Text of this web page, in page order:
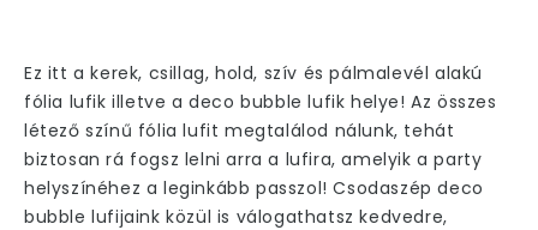
Ez itt a kerek, csillag, hold, szív és pálmalevél alakú
fólia lufik illetve a deco bubble lufik helye! Az összes
létező színű fólia lufit megtalálod nálunk, tehát
biztosan rá fogsz lelni arra a lufira, amelyik a party
helyszínéhez a leginkább passzol! Csodaszép deco
bubble lufijaink közül is válogathatsz kedvedre,